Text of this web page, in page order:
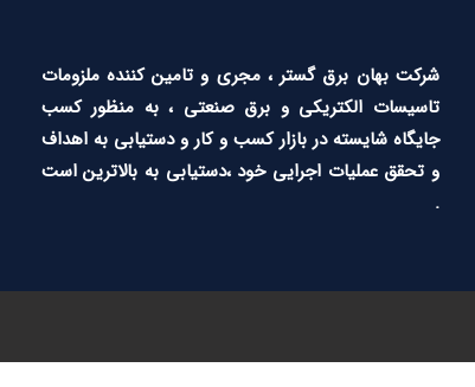
شرکت بهان برق گستر ، مجری و تامین کننده ملزومات
تاسیسات الکتریکی و برق صنعتی ، به منظور کسب
جایگاه شایسته در بازار کسب و کار و دستیابی به اهداف
و تحقق عملیات اجرایی خود ،دستیابی به بالاترین است
.